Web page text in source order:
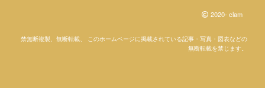
2020- clam
禁無断複製、無断転載、 このホームページに掲載されている記事・写真・図表などの
無断転載を禁じます。